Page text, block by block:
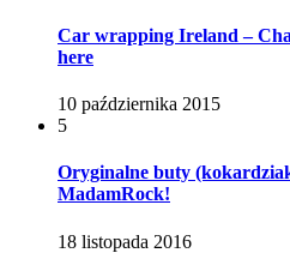
Car wrapping Ireland –
here
10 października 2015
5
Oryginalne buty
MadamRock!
18 listopada 2016